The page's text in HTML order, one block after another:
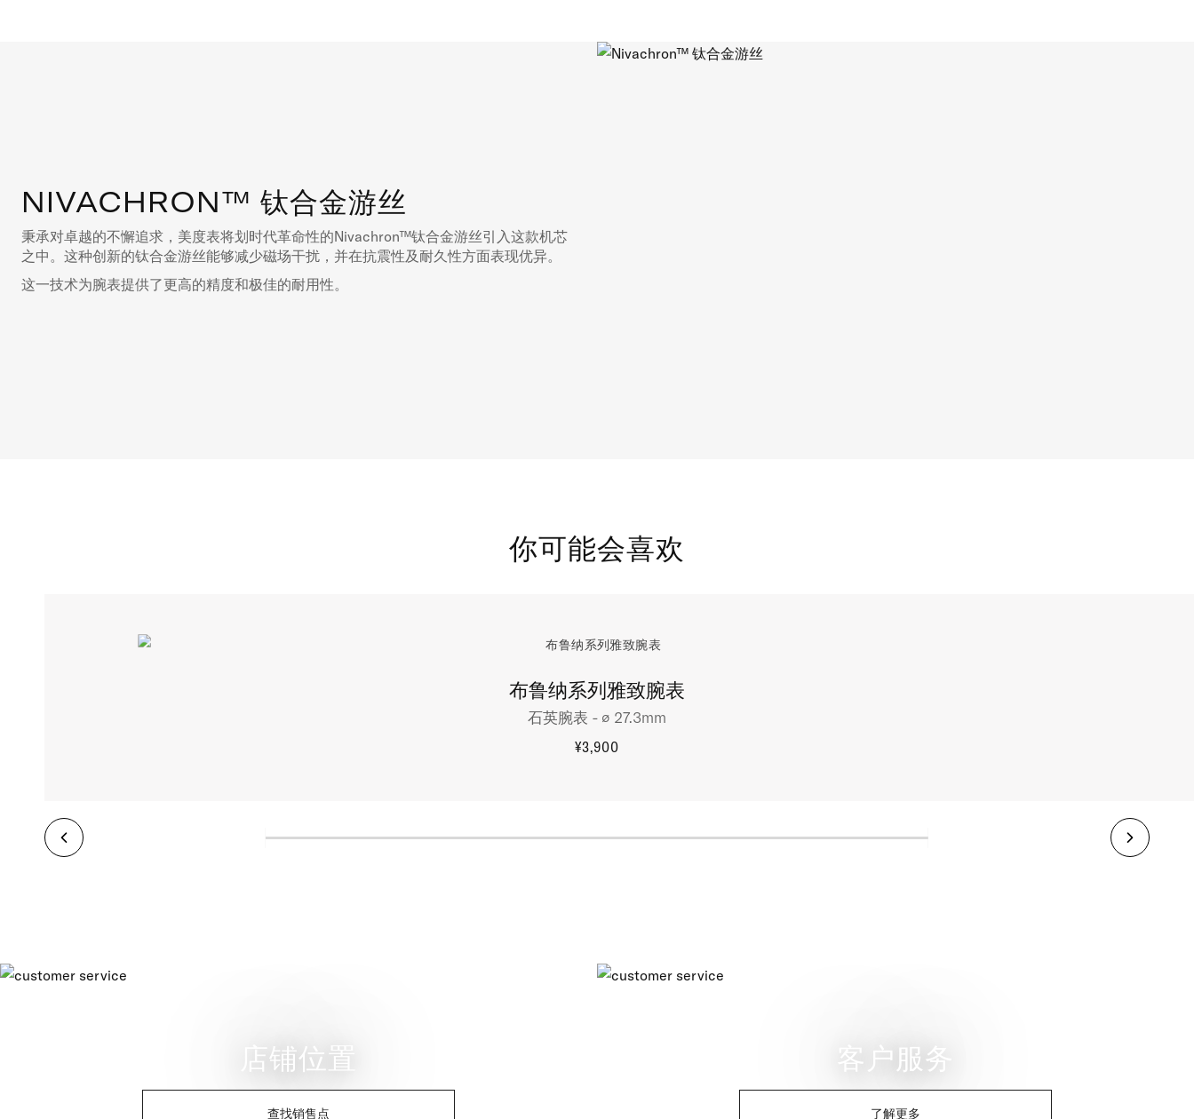
NIVACHRON™ 钛合金游丝
秉承对卓越的不懈追求，美度表将划时代革命性的Nivachron™钛合金游丝引入这款机芯
之中。这种创新的钛合金游丝能够减少磁场干扰，并在抗震性及耐久性方面表现优异。
这一技术为腕表提供了更高的精度和极佳的耐用性。
你可能会喜欢
布鲁纳系列雅致腕表
石英腕表 - ∅ 27.3mm
¥3,900
店铺位置
查找销售点
客户服务
了解更多